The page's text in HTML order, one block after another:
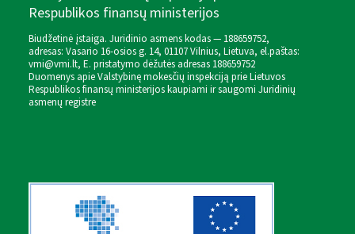
Respublikos finansų ministerijos
Biudžetinė įstaiga. Juridinio asmens kodas — 188659752,
adresas: Vasario 16-osios g. 14, 01107 Vilnius, Lietuva, el.paštas:
vmi@vmi.lt, E. pristatymo dėžutės adresas 188659752
Duomenys apie Valstybinę mokesčių inspekciją prie Lietuvos
Respublikos finansų ministerijos kaupiami ir saugomi Juridinių
asmenų registre